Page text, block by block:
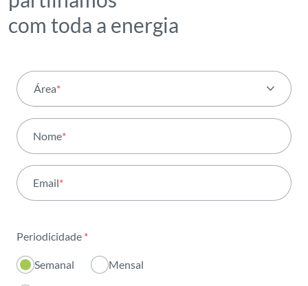
com toda a energia
Área*
Atividade
Institucional
Inovação
Investidores
Nome*
Email*
Periodicidade *
Semanal Mensal